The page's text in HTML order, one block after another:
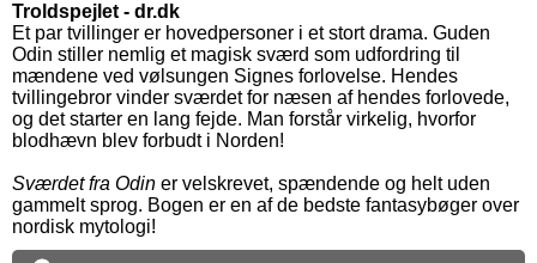
Troldspejlet - dr.dk
Et par tvillinger er hovedpersoner i et stort drama. Guden
Odin stiller nemlig et magisk sværd som udfordring til
mændene ved vølsungen Signes forlovelse. Hendes
tvillingebror vinder sværdet for næsen af hendes forlovede,
og det starter en lang fejde. Man forstår virkelig, hvorfor
blodhævn blev forbudt i Norden!
Sværdet fra Odin er velskrevet, spændende og helt uden
gammelt sprog. Bogen er en af de bedste fantasybøger over
nordisk mytologi!